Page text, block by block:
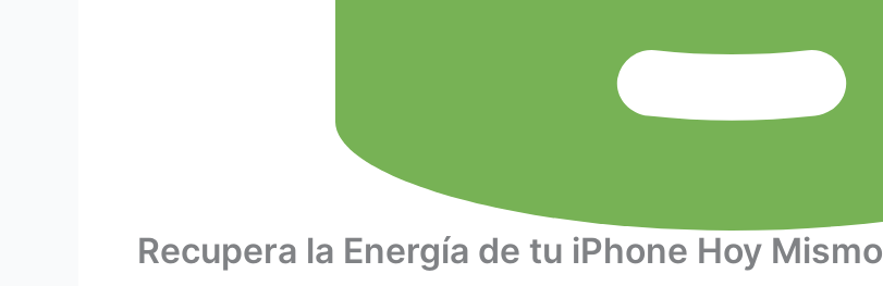
Recupera la Energía de tu iPhone Hoy Mismo